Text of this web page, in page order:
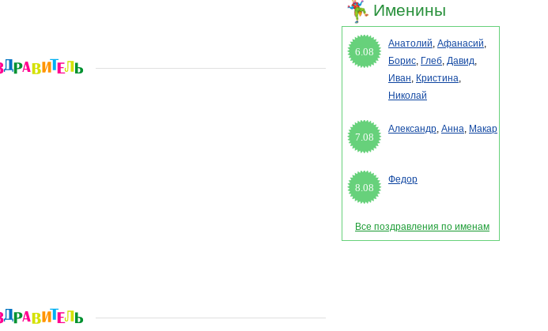
Именины
6.08
Анатолий, Афанасий,
Борис, Глеб, Давид,
Иван, Кристина,
Николай
7.08
Александр, Анна, Макар
8.08
Федор
Все поздравления по именам